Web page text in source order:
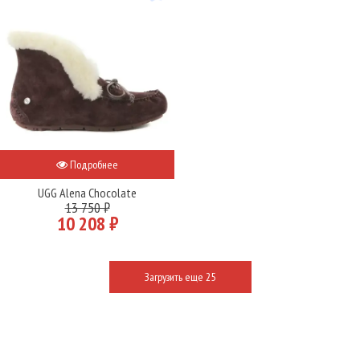
Подробнее
UGG Alena Chocolate
13 750 ₽
10 208 ₽
Загрузить еще 25